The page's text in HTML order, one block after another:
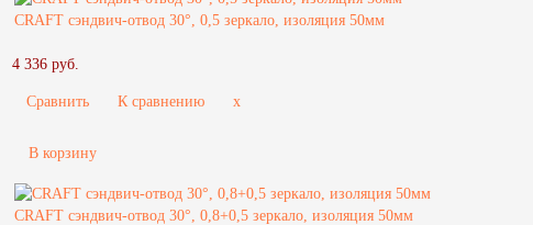
CRAFT сэндвич-отвод 30°, 0,5 зеркало, изоляция 50мм
4 336 руб.
Сравнить К сравнению x
В корзину
CRAFT сэндвич-отвод 30°, 0,8+0,5 зеркало, изоляция 50мм